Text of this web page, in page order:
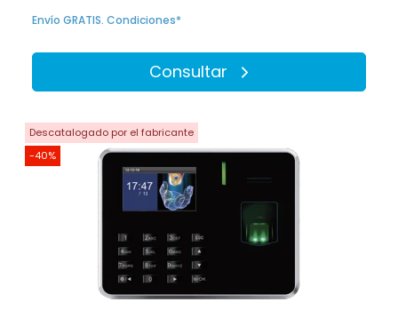
Envío GRATIS. Condiciones*
Consultar
Descatalogado por el fabricante
-40%